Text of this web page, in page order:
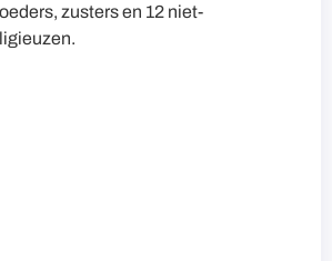
zusters en 12 niet-